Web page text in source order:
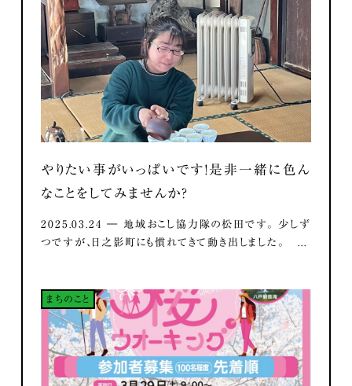
やりたい事がいっぱいです！是非一緒に色ん
なことをしてみませんか？
2025.03.24 ― 地域おこし協力隊の松田です。 少しず
つですが、日之影町にも慣れてきて動き出しました。 ...
まちのこと